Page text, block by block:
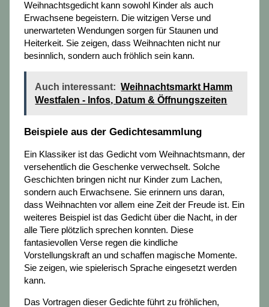
Weihnachtsgedicht kann sowohl Kinder als auch
Erwachsene begeistern. Die witzigen Verse und
unerwarteten Wendungen sorgen für Staunen und
Heiterkeit. Sie zeigen, dass Weihnachten nicht nur
besinnlich, sondern auch fröhlich sein kann.
Auch interessant: Weihnachtsmarkt Hamm
Westfalen - Infos, Datum & Öffnungszeiten
Beispiele aus der Gedichtesammlung
Ein Klassiker ist das Gedicht vom Weihnachtsmann, der
versehentlich die Geschenke verwechselt. Solche
Geschichten bringen nicht nur Kinder zum Lachen,
sondern auch Erwachsene. Sie erinnern uns daran,
dass Weihnachten vor allem eine Zeit der Freude ist. Ein
weiteres Beispiel ist das Gedicht über die Nacht, in der
alle Tiere plötzlich sprechen konnten. Diese
fantasievollen Verse regen die kindliche
Vorstellungskraft an und schaffen magische Momente.
Sie zeigen, wie spielerisch Sprache eingesetzt werden
kann.
Das Vortragen dieser Gedichte führt zu fröhlichen,